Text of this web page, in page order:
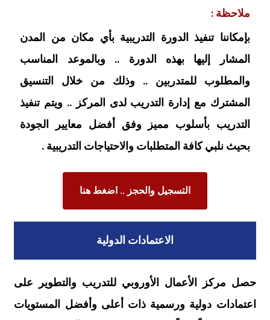
ملاحظة :
بإمكاننا تنفيذ الدورة التدريبية بأي مكان من المدن
المشار إليها بهذه الدورة .. وبالموعد المناسب
والمطلوب للمتدربين .. وذلك من خلال التنسيق
المشترك مع إدارة التدريب لدى المركز .. ويتم تنفيذ
التدريب بأسلوب مميز وفق أفضل معايير الجودة
بحيث نلبي كافة المتطلبات والاحتياجات التدريبية .
التسجيل والحجز .. اضغط هنا
الاعتمادات الدولية
حصل مركز الأعمال الأوروبي للتدريب والتطوير على
اعتمادات دولية ورسمية ذات أعلى وأفضل المستويات